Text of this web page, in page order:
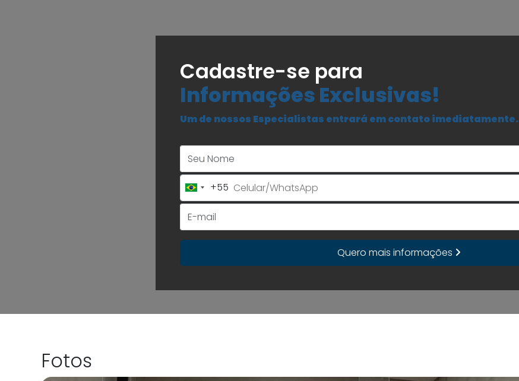
Cadastre-se para
Informações Exclusivas!
Um de nossos Especialistas entrará em contato imediatamente.
Brazil
+55
+55
Quero mais informações
Fotos